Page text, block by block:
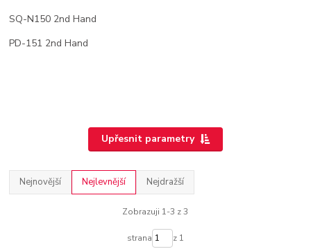
SQ-N150 2nd Hand
PD-151 2nd Hand
Upřesnit parametry
Nejnovější Nejlevnější Nejdražší
Zobrazuji 1-3 z 3
strana z 1